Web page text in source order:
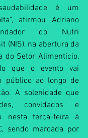
é um
afirmou Adriano
do Nutri
(NIS), na abertura da
do Setor Alimentício,
que o evento vai
público ao longo de
A solenidade que
convidados e
nesta terça-feira à
sendo marcada por